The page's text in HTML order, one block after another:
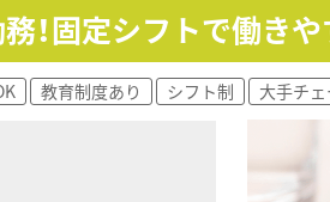
採用を積極的に進めております。
と連携しながらチームワークを大
ができる薬剤師を求めています。
在宅支援センター店を展開して医療
域の施設やイベントへ全員で積極
！固定シフトで働き
教育制度あり シフト制 大手チ